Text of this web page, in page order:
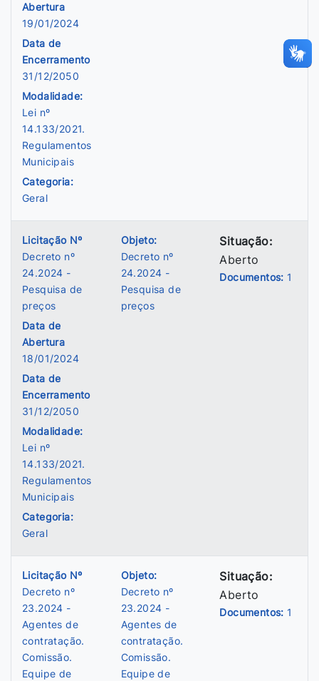
Abertura
19/01/2024
Data de
Encerramento
31/12/2050
Modalidade:
Lei nº
14.133/2021.
Regulamentos
Municipais
Categoria:
Geral
Licitação Nº
Decreto nº
24.2024 -
Pesquisa de
preços
Data de
Abertura
18/01/2024
Data de
Encerramento
31/12/2050
Modalidade:
Lei nº
14.133/2021.
Regulamentos
Municipais
Categoria:
Geral
Objeto:
Decreto nº
24.2024 -
Pesquisa de
preços
Situação:
Aberto
Documentos: 1
Licitação Nº
Decreto nº
23.2024 -
Agentes de
contratação.
Comissão.
Equipe de
Objeto:
Decreto nº
23.2024 -
Agentes de
contratação.
Comissão.
Equipe de
Situação:
Aberto
Documentos: 1